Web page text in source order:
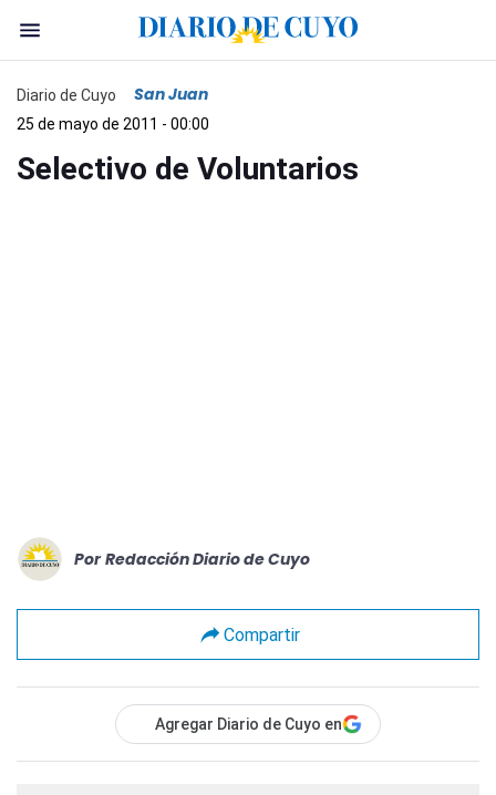
Diario de Cuyo San Juan
25 de mayo de 2011 - 00:00
Selectivo de Voluntarios
Por Redacción Diario de Cuyo
Compartir
Agregar Diario de Cuyo en